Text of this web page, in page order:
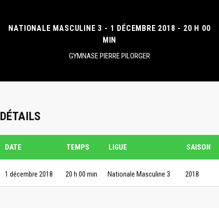
NATIONALE MASCULINE 3 - 1 DÉCEMBRE 2018 - 20 H 00
MIN
GYMNASE PIERRE PILORGER
DÉTAILS
DATE TEMPS LIGUE SAISON
1 décembre 2018 20 h 00 min Nationale Masculine 3 2018